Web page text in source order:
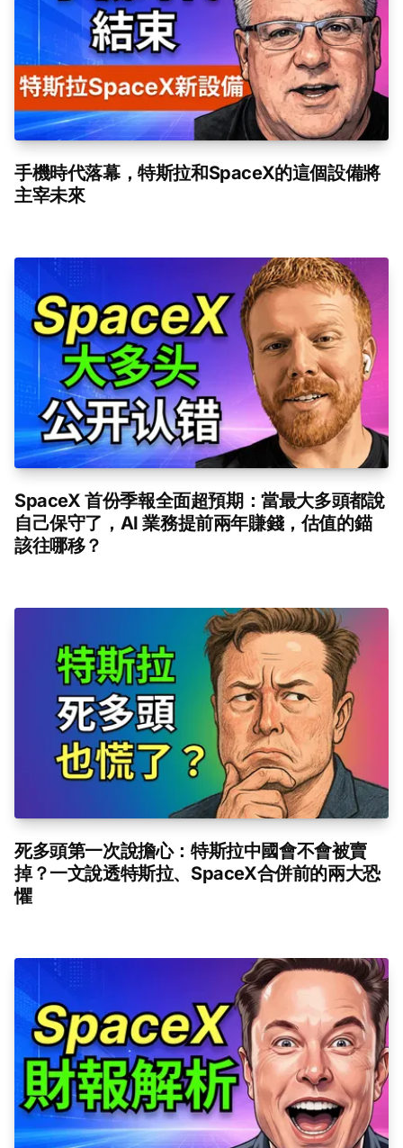
手機時代落幕，特斯拉和SpaceX的這個設備將
主宰未來
SpaceX 首份季報全面超預期：當最大多頭都說
自己保守了，AI 業務提前兩年賺錢，估值的錨
該往哪移？
死多頭第一次說擔心：特斯拉中國會不會被賣
掉？一文說透特斯拉、SpaceX合併前的兩大恐
懼